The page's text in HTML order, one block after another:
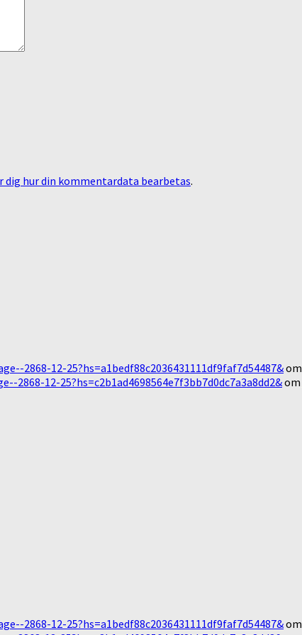
dig hur din kommentardata bearbetas.
2868-12-25?hs=a1bedf88c2036431111df9faf7d54487&om
2868-12-25?hs=c2b1ad4698564e7f3bb7d0dc7a3a8dd2&om
2868-12-25?hs=a1bedf88c2036431111df9faf7d54487&om